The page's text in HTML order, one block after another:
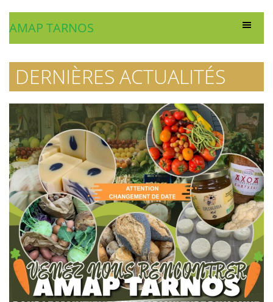
AMAP TARNOS
DERNIÈRES ACTUALITÉS